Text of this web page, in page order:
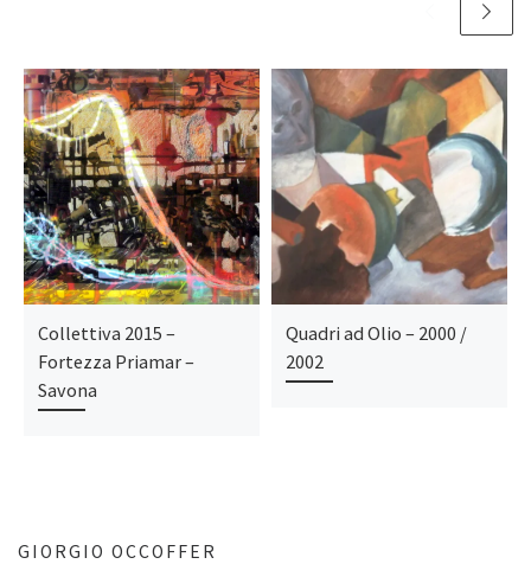
Collettiva 2015 –
Fortezza Priamar –
Savona
Quadri ad Olio – 2000 /
2002
GIORGIO OCCOFFER